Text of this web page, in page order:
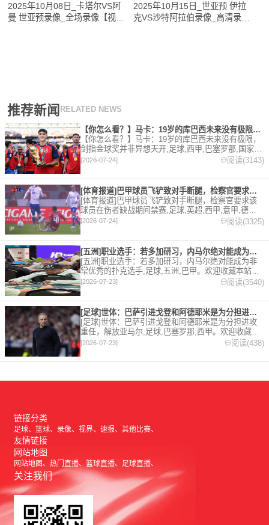
2025年10月08日_卡塔尔VS阿
曼 世亚预录像_全场录像【视频
2025年10月15日_世亚预 伊拉
克VS沙特阿拉伯录像_高清录像
推荐新闻 RELATED NEWS
【你怎么看？】马卡：19岁的库巴西未来没有极限，剑指金球奖并
【你怎么看？】马卡：19岁的库巴西未来没有极限，
剑指金球奖并非异想天开,足球,西甲,巴塞罗那,国家
队,世界杯,西班牙。欢迎收藏本站，24小时为你更新
最新的足球，篮球体育资讯。
[2026-07-24] 阅读(3143)
[体育报道]巴甲球员飞铲致对手断腿，检察官要求该球员在伤者缺
[体育报道]巴甲球员飞铲致对手断腿，检察官要求该
球员在伤者缺战期间禁赛,足球,英超,西甲,意甲,德甲,
法甲,五洲,巴甲。欢迎收藏本站，24小时为你更新最
新的足球，篮球体育资讯。
[2026-07-24] 阅读(3325)
[五洲]职业选手：若多加研习，内马尔绝对能成为非常优秀的扑克
[五洲]职业选手：若多加研习，内马尔绝对能成为非
常优秀的扑克选手,足球,五洲,巴甲。欢迎收藏本站，
24小时为你更新最新的足球，篮球体育资讯。
[2026-07-23] 阅读(3540)
[足球]世体：巴萨引进戈登和阿德耶米是为分担进攻重任，解放亚
[足球]世体：巴萨引进戈登和阿德耶米是为分担进攻
重任，解放亚马尔,足球,巴塞罗那,西甲。欢迎收藏本
站，24小时为你更新最新的足球，篮球体育资讯。
[2026-07-23] 阅读(438)
链接分类
足球 篮球 录像 视界 速报 其他比赛
友情链接
网站地图
网站地图 热门直播 篮球直播 足球直播
关注我们